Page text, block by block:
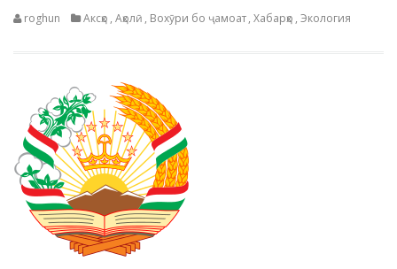
roghun Аксҳо , Аҳолӣ , Вохӯри бо ҷамоат, Хабарҳо , Экология